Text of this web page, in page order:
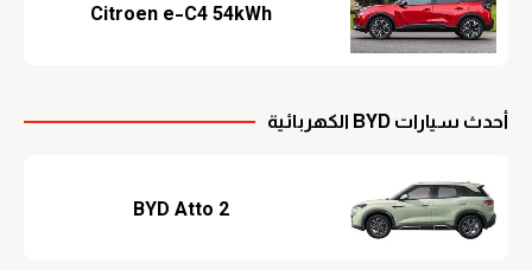
Citroen e-C4 54kWh
أحدث سيارات BYD الكهربائية
BYD Atto 2